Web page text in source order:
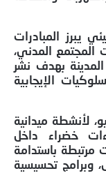
يبرز المبادرات
المجتمع المدني،
بهدف نشر
الإيجابية
الثاني، السبت 27 يونيو، لأنشطة ميدانية
خضراء داخل
مرتبطة باستدامة
وبرامج تحسيسية